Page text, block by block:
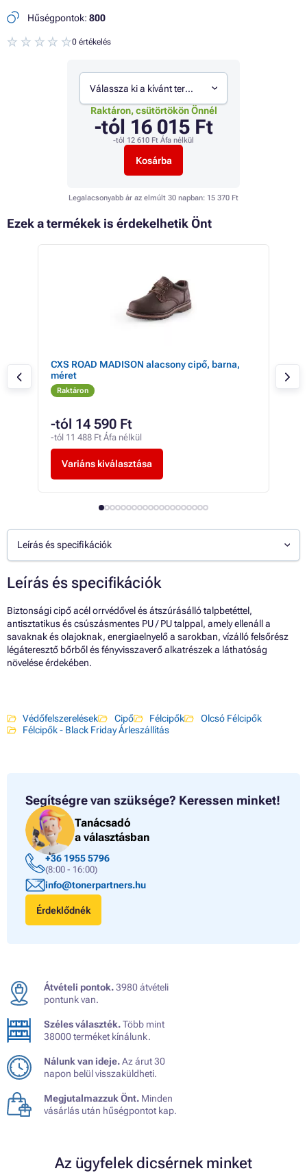
Hűségpontok: 800
0 értékelés
Válassza ki a kívánt termékváltozatot
Raktáron, csütörtökön Önnél
-tól 16 015 Ft
-tól 12 610 Ft Áfa nélkül
Kosárba
Legalacsonyabb ár az elmúlt 30 napban: 15 370 Ft
Ezek a termékek is érdekelhetik Önt
CXS ROAD MADISON alacsony cipő, barna,
méret
Raktáron
-tól 14 590 Ft
-tól 11 488 Ft Áfa nélkül
Variáns kiválasztása
Leírás és specifikációk
Leírás és specifikációk
Biztonsági cipő acél orrvédővel és átszúrásálló talpbetéttel,
antisztatikus és csúszásmentes PU / PU talppal, amely ellenáll a
savaknak és olajoknak, energiaelnyelő a sarokban, vízálló felsőrész
légáteresztő bőrből és fényvisszaverő alkatrészek a láthatóság
növelése érdekében.
Védőfelszerelések Cipő Félcipők
Olcsó Félcipők
Félcipők - Black Friday Árleszállítás
Segítségre van szüksége? Keressen minket!
Tanácsadó
a választásban
+36 1955 5796
(8:00 - 16:00)
info@tonerpartners.hu
Érdeklődnék
Átvételi pontok.3980 átvételi
pontunk van.
Széles választék.Több mint
38000 terméket kínálunk.
Nálunk van ideje.Az árut 30
napon belül visszaküldheti.
Megjutalmazzuk Önt. Minden
vásárlás után hűségpontot kap.
Az ügyfelek dicsérnek minket